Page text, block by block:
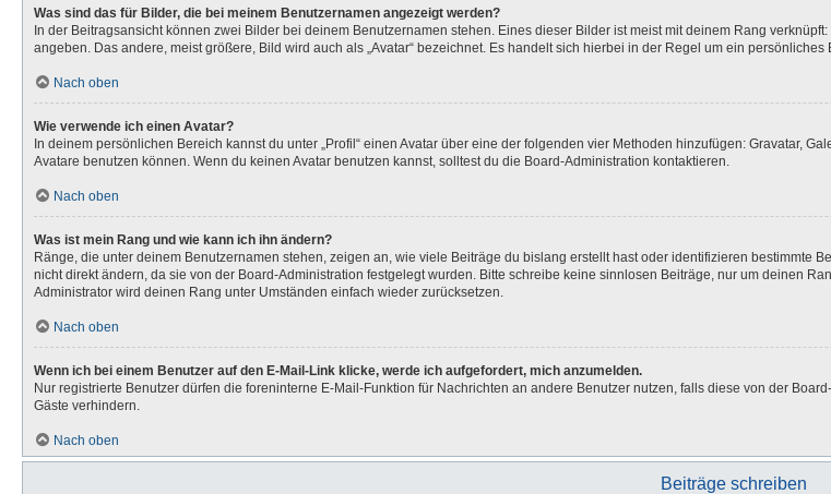
Was sind das für Bilder, die bei meinem Benutzernamen angezeigt werden?
In der Beitragsansicht können zwei Bilder bei deinem Benutzernamen stehen. Eines dieser Bilder ist meist mit deinem Rang
angeben. Das andere, meist größere, Bild wird auch als „Avatar“ bezeichnet. Es handelt sich hierbei in der Regel um ein
Nach oben
Wie verwende ich einen Avatar?
In deinem persönlichen Bereich kannst du unter „Profil“ einen Avatar über eine der folgenden vier Methoden hinzufügen: Gravatar,
Avatare benutzen können. Wenn du keinen Avatar benutzen kannst, solltest du die Board-Administration kontaktieren.
Nach oben
Was ist mein Rang und wie kann ich ihn ändern?
Ränge, die unter deinem Benutzernamen stehen, zeigen an, wie viele Beiträge du bislang erstellt hast oder identifizieren bestimmte
nicht direkt ändern, da sie von der Board-Administration festgelegt wurden. Bitte schreibe keine sinnlosen Beiträge, nur um deinen
Administrator wird deinen Rang unter Umständen einfach wieder zurücksetzen.
Nach oben
Wenn ich bei einem Benutzer auf den E-Mail-Link klicke, werde ich aufgefordert, mich anzumelden.
Nur registrierte Benutzer dürfen die foreninterne E-Mail-Funktion für Nachrichten an andere Benutzer nutzen, falls diese von der
Gäste verhindern.
Nach oben
Beiträge schreiben